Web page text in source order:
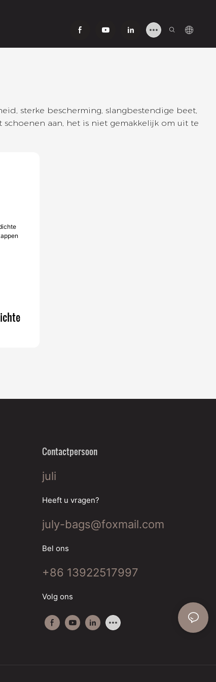
sterke bescherming, slangbestendige beet,
aan, het is niet gemakkelijk om uit te
Contactpersoon
juli
Heeft u vragen?
july-bags@foxmail.com
Bel ons
+86 13922517997
Volg ons